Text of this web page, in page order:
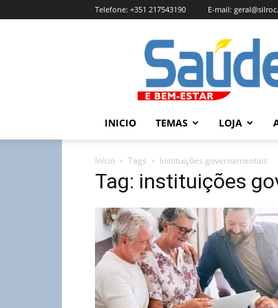
Telefone: +351 217543190 E-mail:
Revista
Saúde
e
Bem
Estar
Edição
INICIO TEMAS LOJA
Início Tags Instituições governamentais
Tag: instituições